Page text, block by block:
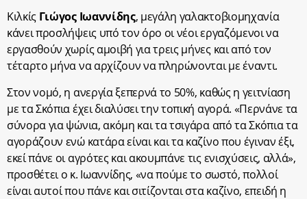
Κιλκίς Γιώγος Ιωαννίδης, μεγάλη γαλακτοβιομηχανία
κάνει προσλήψεις υπό τον όρο οι νέοι εργαζόμενοι να
εργασθούν χωρίς αμοιβή για τρεις μήνες και από τον
τέταρτο μήνα να αρχίζουν να πληρώνονται με έναντι.
Στον νομό, η ανεργία ξεπερνά το 50%, καθώς η γειτνίαση
με τα Σκόπια έχει διαλύσει την τοπική αγορά. «Περνάνε τα
σύνορα για ψώνια, ακόμη και τα τσιγάρα από τα Σκόπια τα
αγοράζουν ενώ κατάρα είναι και τα καζίνο που έγιναν έξι,
εκεί πάνε οι αγρότες και ακουμπάνε τις ενισχύσεις, αλλά»,
προσθέτει ο κ. Ιωαννίδης, «να πούμε το σωστό, πολλοί
είναι αυτοί που πάνε και σιτίζονται στα καζίνο, επειδή η